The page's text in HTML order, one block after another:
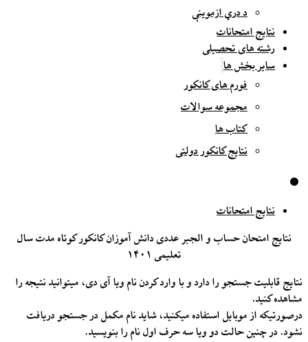
د دري ازموینې
نتایج امتحانات
رشته های تحصیلی
سایر بخش ها
فورم های کانکور
مجموعه سوالات
کتاب ها
نتایج کانکور دولتی
نتایج امتحانات
نتایج امتحان حساب و الجبر عددی دانش آموزان کانکور کوتاه مدت سال
تعلیمی ۱۴۰۱
نتایج قابلیت جستجو را دارد و با وارد کردن نام ویا آی دی، میتوانید نتیجه را
مشاهده کنید.
درصورتیکه از موبایل استفاده میکنید، شاید نام مکمل در جستجو دریافت
نشود. در چنین حالت دو ویا سه حرف اول نام را بنویسید.